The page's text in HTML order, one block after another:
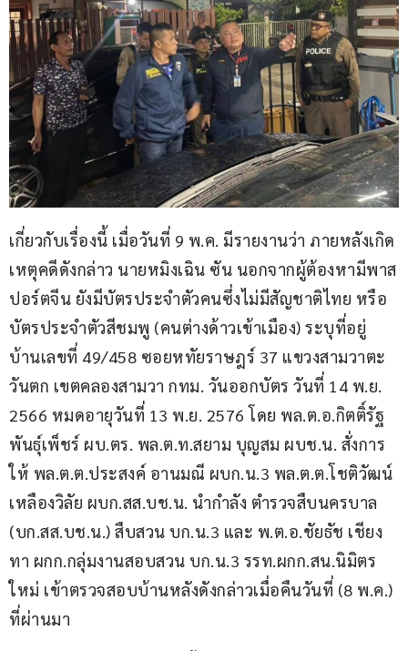
เกี่ยวกับเรื่องนี้ เมื่อวันที่ 9 พ.ค. มีรายงานว่า ภายหลังเกิด
เหตุคดีดังกล่าว นายหมิงเฉิน ซัน นอกจากผู้ต้องหามีพาส
ปอร์ตจีน ยังมีบัตรประจำตัวคนซึ่งไม่มีสัญชาติไทย หรือ
บัตรประจำตัวสีชมพู (คนต่างด้าวเข้าเมือง) ระบุที่อยู่
บ้านเลขที่ 49/458 ซอยหทัยราษฎร์ 37 แขวงสามวาตะ
วันตก เขตคลองสามวา กทม. วันออกบัตร วันที่ 14 พ.ย.
2566 หมดอายุวันที่ 13 พ.ย. 2576 โดย พล.ต.อ.กิตติ์รัฐ
พันธุ์เพ็ชร์ ผบ.ตร. พล.ต.ท.สยาม บุญสม ผบช.น. สั่งการ
ให้ พล.ต.ต.ประสงค์ อานมณี ผบก.น.3 พล.ต.ต.โชติวัฒน์
เหลืองวิลัย ผบก.สส.บช.น. นำกำลัง ตำรวจสืบนครบาล
(บก.สส.บช.น.) สืบสวน บก.น.3 และ พ.ต.อ.ชัยธัช เชียง
ทา ผกก.กลุ่มงานสอบสวน บก.น.3 รรท.ผกก.สน.นิมิตร
ใหม่ เข้าตรวจสอบบ้านหลังดังกล่าวเมื่อคืนวันที่ (8 พ.ค.)
ที่ผ่านมา